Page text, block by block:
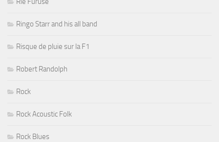
Ringo Starr and his all band
Risque de pluie sur la F1
Robert Randolph
Rock
Rock Acoustic Folk
Rock Blues